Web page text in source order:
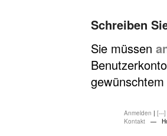
Schreiben
Sie müssen
Anmelden | [---]
Kontakt —